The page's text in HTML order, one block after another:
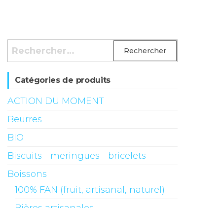
Rechercher :
Catégories de produits
ACTION DU MOMENT
Beurres
BIO
Biscuits - meringues - bricelets
Boissons
100% FAN (fruit, artisanal, naturel)